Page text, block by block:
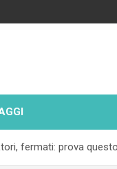
fermati: prova